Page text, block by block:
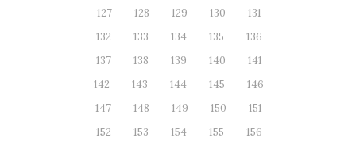
127
128 129 130
131
132
133 134 135
136
137
138 139 140
141
142
143 144 145
146
147
148 149 150
151
152
153 154 155
156